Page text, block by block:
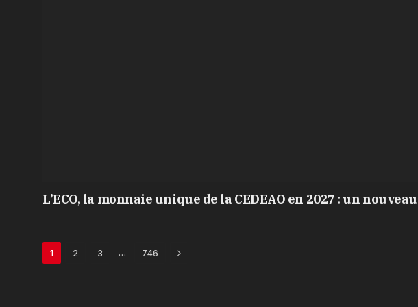
L’ECO, la monnaie unique de la CEDEAO en 2027 : un
1 2 3 … 746 Next